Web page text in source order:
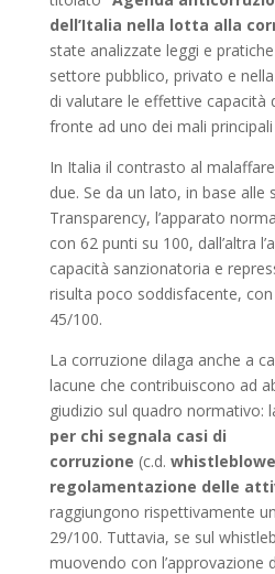
dell’Italia nella lotta alla
state analizzate leggi e
settore pubblico, privato e
di valutare le effettive capacità
fronte ad uno dei mali
In Italia il contrasto al
due. Se da un lato, in base
Transparency, l’apparato
con 62 punti su 100, dall’altra
capacità sanzionatoria e
risulta poco soddisfacente,
45/100.
La corruzione dilaga anche a
lacune che contribuiscono ad
giudizio sul quadro normativo:
per chi segnala casi di
corruzione (c.d.
regolamentazione delle
raggiungono rispettivamente
29/100. Tuttavia, se sul
muovendo con l’approvazione